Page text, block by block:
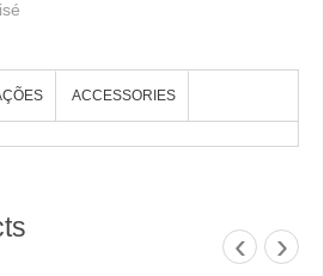
ACCESSORIES
‹ ›